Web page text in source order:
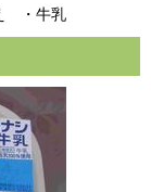
・牛乳